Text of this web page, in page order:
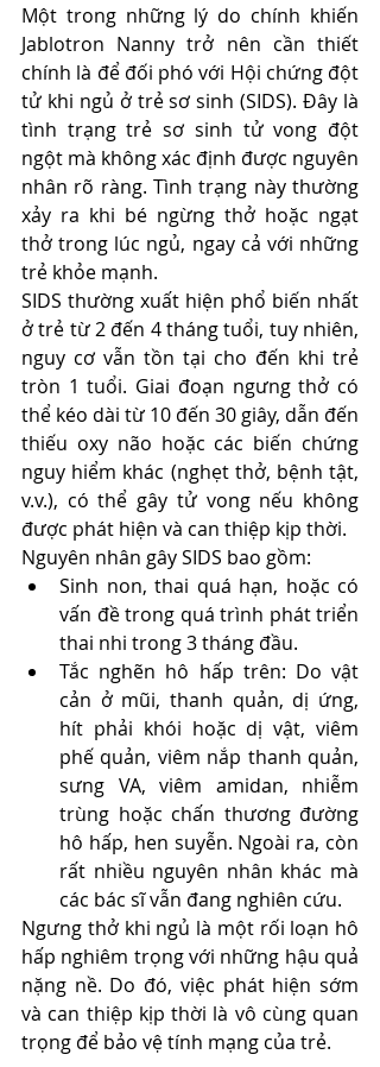
Một trong những lý do chính khiến
Jablotron Nanny trở nên cần thiết
chính là để đối phó với Hội chứng đột
tử khi ngủ ở trẻ sơ sinh (SIDS). Đây là
tình trạng trẻ sơ sinh tử vong đột
ngột mà không xác định được nguyên
nhân rõ ràng. Tình trạng này thường
xảy ra khi bé ngừng thở hoặc ngạt
thở trong lúc ngủ, ngay cả với những
trẻ khỏe mạnh.
SIDS thường xuất hiện phổ biến nhất
ở trẻ từ 2 đến 4 tháng tuổi, tuy nhiên,
nguy cơ vẫn tồn tại cho đến khi trẻ
tròn 1 tuổi. Giai đoạn ngưng thở có
thể kéo dài từ 10 đến 30 giây, dẫn đến
thiếu oxy não hoặc các biến chứng
nguy hiểm khác (nghẹt thở, bệnh tật,
v.v.), có thể gây tử vong nếu không
được phát hiện và can thiệp kịp thời.
Nguyên nhân gây SIDS bao gồm:
Sinh non, thai quá hạn, hoặc có
vấn đề trong quá trình phát triển
thai nhi trong 3 tháng đầu.
Tắc nghẽn hô hấp trên: Do vật
cản ở mũi, thanh quản, dị ứng,
hít phải khói hoặc dị vật, viêm
phế quản, viêm nắp thanh quản,
sưng VA, viêm amidan, nhiễm
trùng hoặc chấn thương đường
hô hấp, hen suyễn. Ngoài ra, còn
rất nhiều nguyên nhân khác mà
các bác sĩ vẫn đang nghiên cứu.
Ngưng thở khi ngủ là một rối loạn hô
hấp nghiêm trọng với những hậu quả
nặng nề. Do đó, việc phát hiện sớm
và can thiệp kịp thời là vô cùng quan
trọng để bảo vệ tính mạng của trẻ.